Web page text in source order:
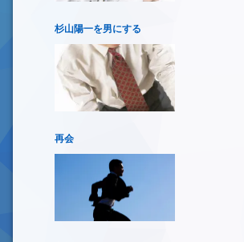
杉山陽一を男にする
再会